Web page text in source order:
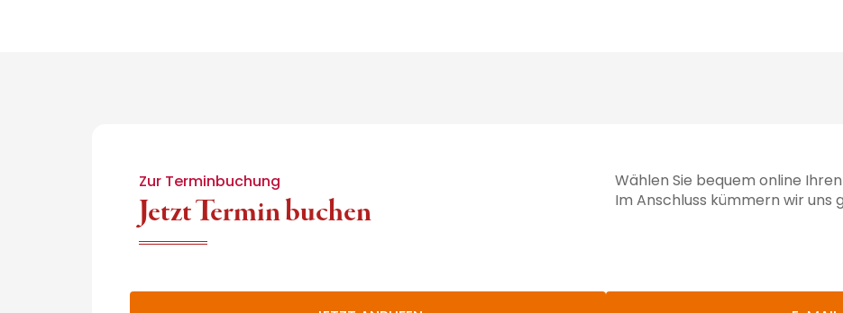
Zur Terminbuchung
Jetzt Termin buchen
Wählen Sie bequem online
Im Anschluss kümmern wir uns